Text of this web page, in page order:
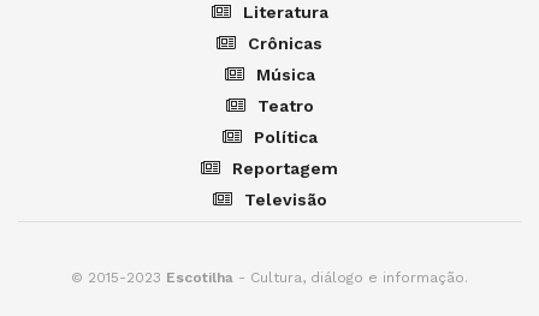
Literatura
Crônicas
Música
Teatro
Política
Reportagem
Televisão
© 2015-2023 Escotilha - Cultura, diálogo e informação.